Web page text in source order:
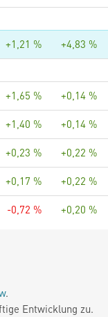
+1,21 % +4,83 %
+1,65 % +0,14 %
+1,40 % +0,14 %
+0,23 % +0,22 %
+0,17 % +0,22 %
-0,72 % +0,20 %
.
Entwicklung zu.